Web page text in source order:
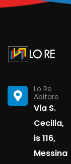
Lo Re
Abitare
Via S.
Cecilia,
is 116,
Messina